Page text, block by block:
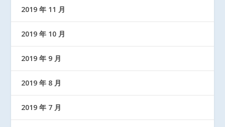
2019 年 11 月
2019 年 10 月
2019 年 9 月
2019 年 8 月
2019 年 7 月